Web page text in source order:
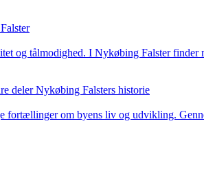
og tålmodighed. I Nykøbing Falster finder
deler Nykøbing Falsters historie
fortællinger om byens liv og udvikling.